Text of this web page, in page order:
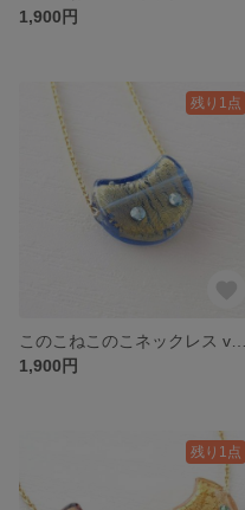
1,900円
残り1点
1,900円
残り1点